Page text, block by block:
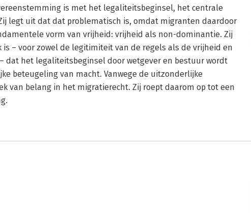
is met het legaliteitsbeginsel, het centrale
legt uit dat dat problematisch is, omdat migranten daardoor
vorm van vrijheid: vrijheid als non-dominantie. Zij
– voor zowel de legitimiteit van de regels als de vrijheid en
dat het legaliteitsbeginsel door wetgever en bestuur wordt
beteugeling van macht. Vanwege de uitzonderlijke
van belang in het migratierecht. Zij roept daarom op tot een